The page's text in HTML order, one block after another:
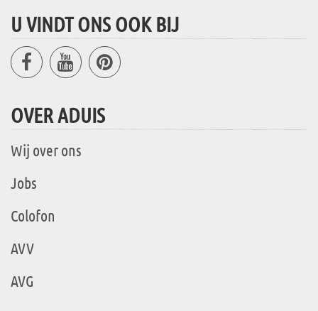
U VINDT ONS OOK BIJ
OVER ADUIS
Wij over ons
Jobs
Colofon
AVV
AVG